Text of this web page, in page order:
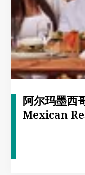
阿尔玛墨西
Mexican